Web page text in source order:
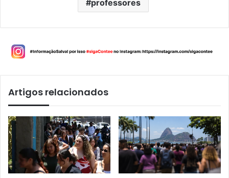
professores
Artigos relacionados